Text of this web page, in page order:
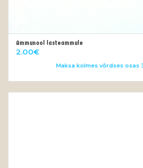
Ammunool lasteammule
2.00€
Maksa kolmes võrdses osas